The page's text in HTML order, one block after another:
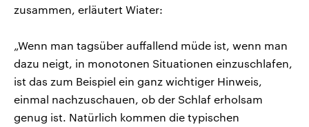
zusammen, erläutert Wiater:
„Wenn man tagsüber auffallend müde ist, wenn man
dazu neigt, in monotonen Situationen einzuschlafen,
ist das zum Beispiel ein ganz wichtiger Hinweis,
einmal nachzuschauen, ob der Schlaf erholsam
genug ist. Natürlich kommen die typischen